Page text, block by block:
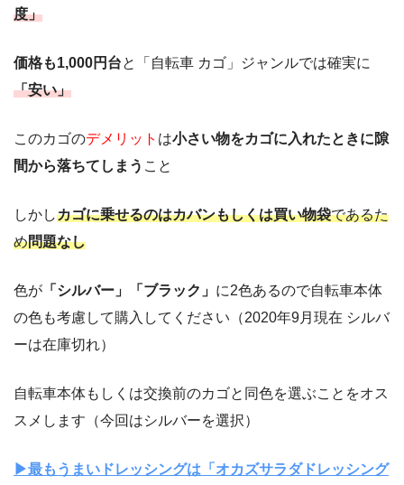
度」
価格も1,000円台と「自転車 カゴ」ジャンルでは確実に
「安い」
このカゴのデメリット は小さい物をカゴに入れたときに隙
間から落ちてしまう こと
しかしカゴに乗せるのはカバンもしくは買い物袋であるた
め問題なし
色が 「シルバー」「ブラック」 に2色あるので自転車本体
の色も考慮して購入してください（2020年9月現在 シルバ
ーは在庫切れ）
自転車本体もしくは交換前のカゴと同色を選ぶことをオス
スメします（今回はシルバーを選択）
▶︎最もうまいドレッシングは「オカズサラダドレッシング